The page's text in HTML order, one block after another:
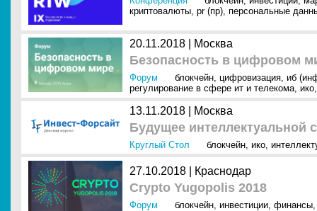
криптовалюты, pr (пр), персональные
20.11.2018 | Москва
Безопасность в цифровом
Форум блокчейн, цифровизация, иб
регулирование в сфере ит и телекома, ико
13.11.2018 | Москва
Будущее интеллектуальной
Круглый Стол блокчейн, ико,
27.10.2018 | Краснодар
Crypto Yugopolis 2018
Форум блокчейн, инвестиции, финансы